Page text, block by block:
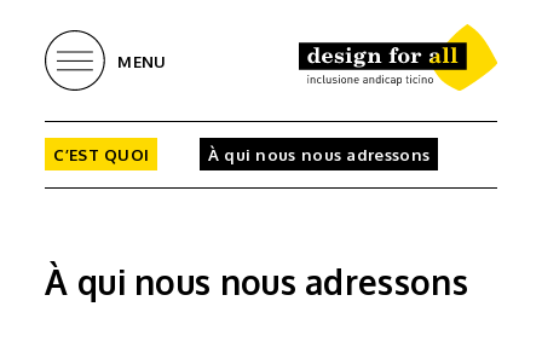
MENU
C’EST QUOI À qui nous nous adressons
À qui nous nous adressons